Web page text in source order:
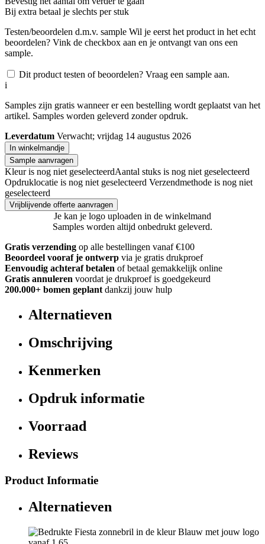
Bij extra betaal je slechts per stuk
Testen/beoordelen d.m.v. sample Wil je eerst het product in het echt
beoordelen? Vink de checkbox aan en je ontvangt van ons een
sample.
Dit product testen of beoordelen? Vraag een sample aan.
i
Samples zijn gratis wanneer er een bestelling wordt geplaatst van het
artikel. Samples worden geleverd zonder opdruk.
Leverdatum Verwacht; vrijdag 14 augustus 2026
In winkelmandje
Sample aanvragen
Kleur is nog niet geselecteerdAantal stuks is nog niet geselecteerd
Opdruklocatie is nog niet geselecteerd Verzendmethode is nog niet
geselecteerd
Vrijblijvende offerte aanvragen
Je kan je logo uploaden in de winkelmand
Samples worden altijd onbedrukt geleverd.
Gratis verzending op alle bestellingen vanaf €100
Beoordeel vooraf je ontwerp via je gratis drukproef
Eenvoudig achteraf betalen of betaal gemakkelijk online
Gratis annuleren voordat je drukproef is goedgekeurd
200.000+ bomen geplant dankzij jouw hulp
Alternatieven
Omschrijving
Kenmerken
Opdruk informatie
Voorraad
Reviews
Product Informatie
Alternatieven